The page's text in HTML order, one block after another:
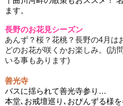
ます。
長野のお花見シーズン
あんず？桜？花桃？長野の4月は
どのお花が咲くかお楽しみ。(訪
いる事もあります)
善光寺
バスに揺られて善光寺参り…
本堂､お戒壇巡り､おびんずる様を